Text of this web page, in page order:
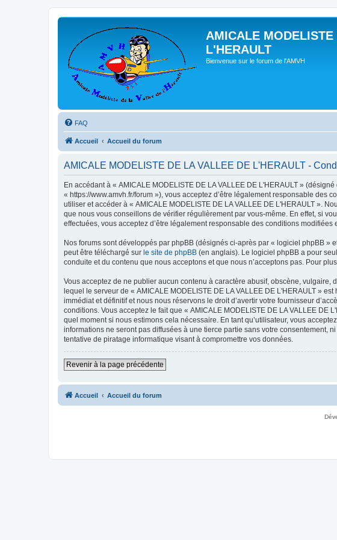
AMICALE
L'HERAULT
Bienvenue sur le forum de l'AMVH
FAQ
Accueil Accueil du forum
AMICALE MODELISTE DE LA VALLEE DE L'HERAULT -
En accédant à « AMICALE MODELISTE DE LA VALLEE DE L'HERAULT »
« https://www.amvh.fr/forum »), vous acceptez d’être légalement responsable des
utiliser et accéder à « AMICALE MODELISTE DE LA VALLEE DE L'HERAULT ».
que nous vous conseillons de vérifier régulièrement par vous-même. En effet, si
effectuées, vous acceptez d’être légalement responsable des conditions modifiées
Nos forums sont développés par phpBB (désignés ci-après par « logiciel phpBB
peut être téléchargé sur le site de phpBB (en anglais). Le logiciel phpBB a pour
conduite et du contenu que nous acceptons et que nous n’acceptons pas. Pour
Vous acceptez de ne publier aucun contenu à caractère abusif, obscène,
lequel le serveur de « AMICALE MODELISTE DE LA VALLEE DE L'HERAULT »
immédiat et définitif et nous nous réservons le droit d’avertir votre fournisseur
conditions. Vous acceptez le fait que « AMICALE MODELISTE DE LA VALLEE DE
quel moment si nous estimons cela nécessaire. En tant qu’utilisateur, vous
informations ne seront pas diffusées à une tierce partie sans votre consentement,
tentative de piratage informatique visant à compromettre vos données.
Revenir à la page précédente
Accueil Accueil du forum